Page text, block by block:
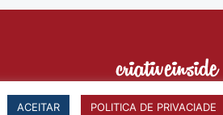
ACEITAR POLITICA DE PRIVACIADE